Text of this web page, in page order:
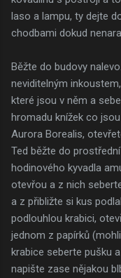
laso a lampu, ty dejte
chodbami dokud
Běžte do budovy
neviditelným
které jsou v něm a
hromadu knížek co
Aurora Borealis,
Ted běžte do
hodinového kyvadla
otevřou a z nich
a z přibližte si kus
podlouhlou krabici,
jednom z papírků
krabice seberte pušku
napište zase nějakou